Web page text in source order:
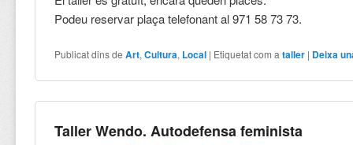
Podeu reservar plaça telefonant al 971 58 73 73.
Publicat dins de Art,Cultura, Local | Etiquetat com a taller | Deixa
Taller Wendo. Autodefensa feminista